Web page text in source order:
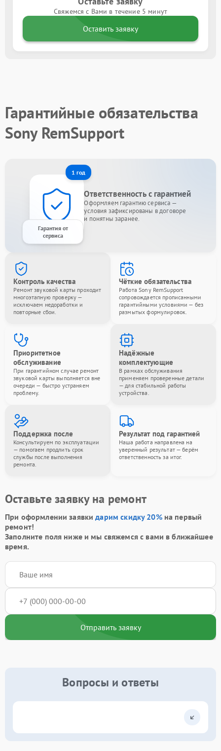
Свяжемся с Вами в течение 5 минут
Оставить заявку
Гарантийные обязательства
Sony RemSupport
1 год
Гарантия от
сервиса
Ответственность с гарантией
Оформляем гарантию сервиса —
условия зафиксированы в договоре
и понятны заранее.
Контроль качества
Ремонт звуковой карты проходит
многоэтапную проверку —
исключаем недоработки и
повторные сбои.
Чёткие обязательства
Работа Sony RemSupport
сопровождается прописанными
гарантийными условиями — без
размытых формулировок.
Приоритетное
обслуживание
При гарантийном случае ремонт
звуковой карты выполняется вне
очереди — быстро устраняем
проблему.
Надёжные
комплектующие
В рамках обслуживания
применяем проверенные детали
— для стабильной работы
устройства.
Поддержка после
Консультируем по эксплуатации
— помогаем продлить срок
службы после выполнения
ремонта.
Результат под гарантией
Наша работа направлена на
уверенный результат — берём
ответственность за итог.
Оставьте заявку на ремонт
При оформлении заявкидарим скидку 20%на первый
ремонт!
Заполните поля ниже и мы свяжемся с вами в ближайшее
время.
Отправить заявку
Вопросы и ответы